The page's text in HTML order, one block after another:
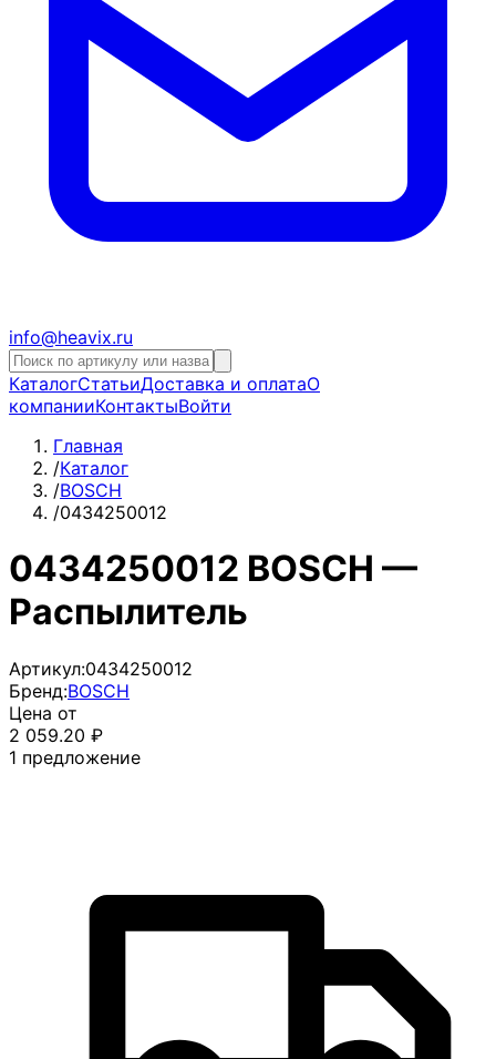
info@heavix.ru
КаталогСтатьиДоставка и оплатаО
компанииКонтактыВойти
Главная
/Каталог
/BOSCH
/0434250012
0434250012 BOSCH —
Распылитель
Артикул:0434250012
Бренд:BOSCH
Цена от
2 059.20 ₽
1 предложение